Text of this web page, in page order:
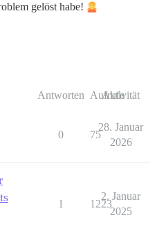
gelöst habe!
Antworten Aufrufe
Aktivität
0 75
28. Januar
2026
1 1223
2. Januar
2025